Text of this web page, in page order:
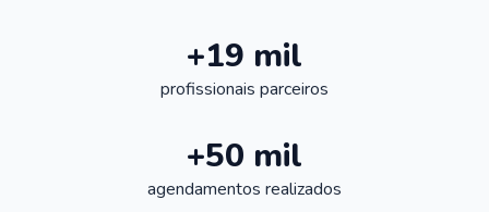
+19 mil
profissionais parceiros
+50 mil
agendamentos realizados